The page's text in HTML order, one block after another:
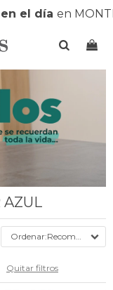
díaen
AZUL
Recomendados
Quitar filtros